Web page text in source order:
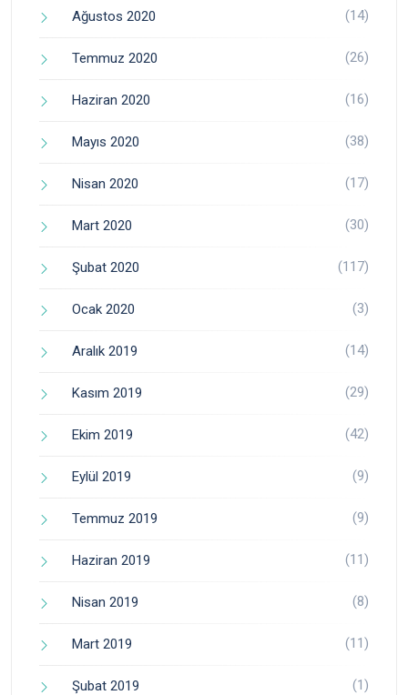
Ağustos 2020 (14)
Temmuz 2020 (26)
Haziran 2020 (16)
Mayıs 2020 (38)
Nisan 2020 (17)
Mart 2020 (30)
Şubat 2020 (117)
Ocak 2020 (3)
Aralık 2019 (14)
Kasım 2019 (29)
Ekim 2019 (42)
Eylül 2019 (9)
Temmuz 2019 (9)
Haziran 2019 (11)
Nisan 2019 (8)
Mart 2019 (11)
Şubat 2019 (1)